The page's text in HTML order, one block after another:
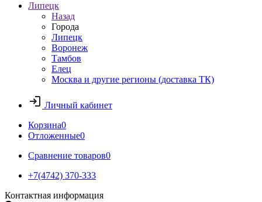
Липецк
Назад
Города
Липецк
Воронеж
Тамбов
Елец
Москва и другие регионы (доставка ТК)
Личный кабинет
Корзина0
Отложенные0
Сравнение товаров0
+7(4742) 370-333
Контактная информация